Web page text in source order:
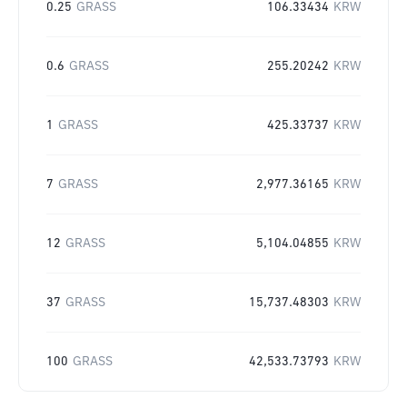
0.25 GRASS 106.33434 KRW
0.6 GRASS 255.20242 KRW
1 GRASS 425.33737 KRW
7 GRASS 2,977.36165 KRW
12 GRASS 5,104.04855 KRW
37 GRASS 15,737.48303 KRW
100 GRASS 42,533.73793 KRW